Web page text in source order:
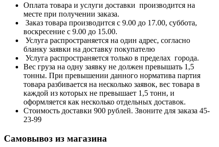
Оплата товара и услуги доставки производится на
месте при получении заказа.
Заказ товара производится с 9.00 до 17.00, суббота,
воскресение с 9.00 до 15.00.
Услуга распространяется на один адрес, согласно
бланку заявки на доставку покупателю
Услуга распространяется только в пределах города.
Вес груза на одну заявку не должен превышать 1,5
тонны. При превышении данного норматива партия
товара разбивается на несколько заявок, вес товара в
каждой из которых не превышает 1,5 тонн, и
оформляется как несколько отдельных доставок.
Стоимость доставки 900 рублей. Звоните для заказа 45-
23-99
Самовывоз из магазина